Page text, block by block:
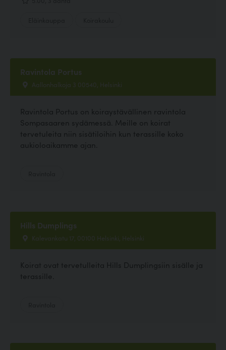
Ravintola Portus
Aallonhalkoja 3 00540, Helsinki
Ravintola Portus on koiraystävällinen ravintola
Sompasaaren sydämessä. Meille on koirat
tervetuleita niin sisätiloihin kun terassille koko
aukioloaikamme ajan.
Hills Dumplings
Kalevankatu 17, 00100 Helsinki, Helsinki
Koirat ovat tervetulleita Hills Dumplingsiin sisälle ja
terassille.